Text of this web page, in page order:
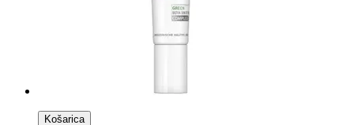
Košarica